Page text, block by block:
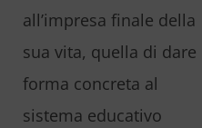
all’impresa finale della
sua vita, quella di dare
forma concreta al
sistema educativo